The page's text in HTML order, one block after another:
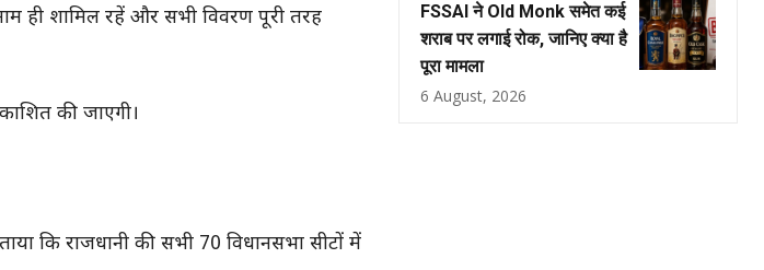
ही शामिल रहें और सभी विवरण पूरी तरह
की जाएगी।
कि राजधानी की सभी 70 विधानसभा सीटों में
FSSAI ने Old Monk समेत कई
शराब पर लगाई रोक, जानिए क्या है
पूरा मामला
6 August, 2026